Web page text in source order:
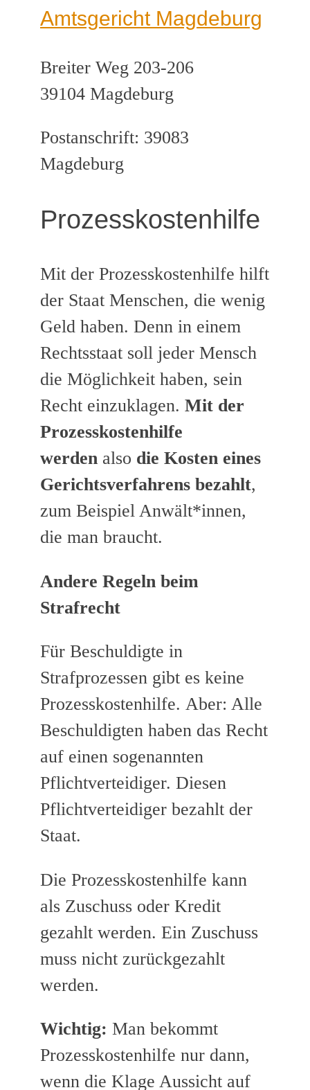
Amtsgericht Magdeburg
Breiter Weg 203-206
39104 Magdeburg
Postanschrift: 39083
Magdeburg
Prozesskostenhilfe
Mit der Prozesskostenhilfe hilft
der Staat Menschen, die wenig
Geld haben. Denn in einem
Rechtsstaat soll jeder Mensch
die Möglichkeit haben, sein
Recht einzuklagen. Mit der
Prozesskostenhilfe
werden also die Kosten eines
Gerichtsverfahrens bezahlt,
zum Beispiel Anwält*innen,
die man braucht.
Andere Regeln beim
Strafrecht
Für Beschuldigte in
Strafprozessen gibt es keine
Prozesskostenhilfe. Aber: Alle
Beschuldigten haben das Recht
auf einen sogenannten
Pflichtverteidiger. Diesen
Pflichtverteidiger bezahlt der
Staat.
Die Prozesskostenhilfe kann
als Zuschuss oder Kredit
gezahlt werden. Ein Zuschuss
muss nicht zurückgezahlt
werden.
Wichtig: Man bekommt
Prozesskostenhilfe nur dann,
wenn die Klage Aussicht auf